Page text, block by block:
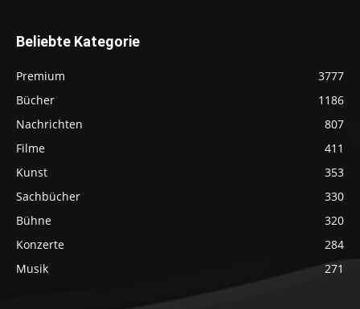
Beliebte Kategorie
Premium
3777
Bücher
1186
Nachrichten
807
Filme
411
Kunst
353
Sachbücher
330
Bühne
320
Konzerte
284
Musik
271